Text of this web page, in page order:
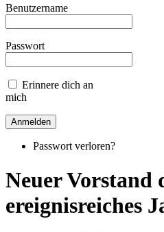
Benutzername
Passwort
Erinnere dich an
mich
Passwort verloren?
Neuer Vorstand
ereignisreiches